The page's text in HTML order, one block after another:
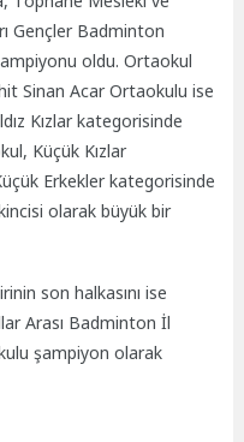
Gençler Badminton
oldu. Ortaokul
Sinan Acar Ortaokulu ise
Kızlar kategorisinde
Küçük Kızlar
Erkekler kategorisinde
olarak büyük bir
son halkasını ise
Arası Badminton İl
şampiyon olarak